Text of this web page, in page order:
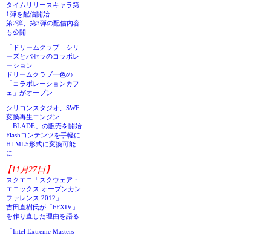
タイムリリースキャラ第
1弾を配信開始
第2弾、第3弾の配信内容
も公開
「ドリームクラブ」シリ
ーズとパセラのコラボレ
ーション
ドリームクラブ一色の
「コラボレーションカフ
ェ」がオープン
シリコンスタジオ、SWF
変換再生エンジン
「BLADE」の販売を開始
Flashコンテンツを手軽に
HTML5形式に変換可能
に
【11月27日】
スクエニ「スクウェア・
エニックス オープンカン
ファレンス 2012」
吉田直樹氏が「FFXIV」
を作り直した理由を語る
「Intel Extreme Masters